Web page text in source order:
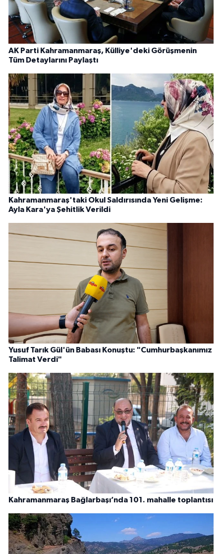
AK Parti Kahramanmaraş, Külliye'deki Görüşmenin
Tüm Detaylarını Paylaştı
Kahramanmaraş'taki Okul Saldırısında Yeni Gelişme:
Ayla Kara'ya Şehitlik Verildi
Yusuf Tarık Gül'ün Babası Konuştu: "Cumhurbaşkanımız
Talimat Verdi"
Kahramanmaraş Bağlarbaşı’nda 101. mahalle toplantısı